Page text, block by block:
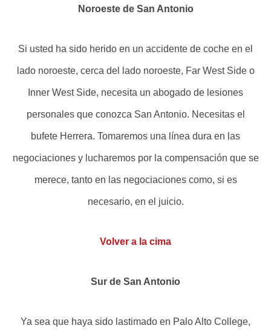
Noroeste de San Antonio
Si usted ha sido herido en un accidente de coche en el
lado noroeste, cerca del lado noroeste, Far West Side o
Inner West Side, necesita un abogado de lesiones
personales que conozca San Antonio. Necesitas el
bufete Herrera. Tomaremos una línea dura en las
negociaciones y lucharemos por la compensación que se
merece, tanto en las negociaciones como, si es
necesario, en el juicio.
Volver a la cima
Sur de San Antonio
Ya sea que haya sido lastimado en Palo Alto College,